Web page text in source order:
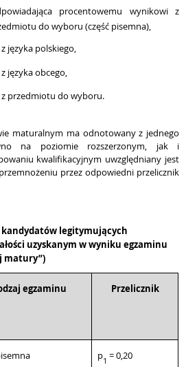
procentowemu wynikowi z
do wyboru (część pisemna),
języka polskiego,
języka obcego,
przedmiotu do wyboru.
maturalnym ma odnotowany z jednego
na poziomie rozszerzonym, jak i
kwalifikacyjnym uwzględniany jest
przez odpowiedni przelicznik
legitymujących
uzyskanym w wyniku egzaminu
matury”)
egzaminu Przelicznik
p1 = 0,20